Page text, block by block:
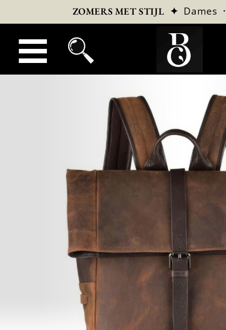
ZOMERS MET STIJL ✦ Dames